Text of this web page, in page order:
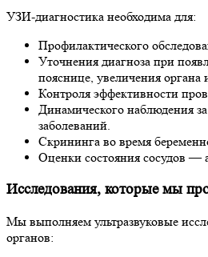
УЗИ-диагностика необходима для:
Профилактического
Уточнения диагноза при
пояснице, увеличения органа
Контроля эффективности
Динамического наблюдения
заболеваний.
Скрининга во время
Оценки состояния сосудов —
Исследования, которые мы
Мы выполняем ультразвуковые
органов: